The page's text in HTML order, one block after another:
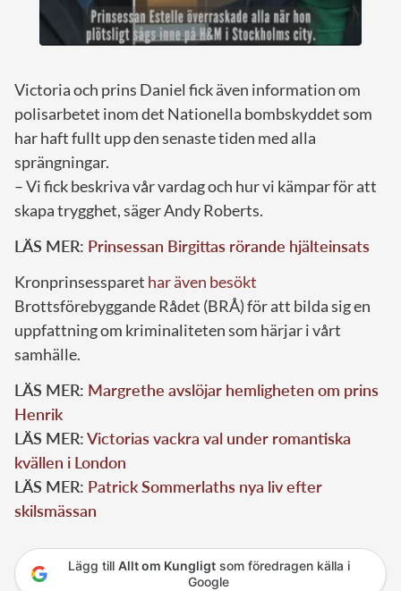
Victoria och prins Daniel fick även information om
polisarbetet inom det Nationella bombskyddet som
har haft fullt upp den senaste tiden med alla
sprängningar.
– Vi fick beskriva vår vardag och hur vi kämpar för att
skapa trygghet, säger Andy Roberts.
LÄS MER: Prinsessan Birgittas rörande hjälteinsats
Kronprinsessparet har även besökt
Brottsförebyggande Rådet (BRÅ) för att bilda sig en
uppfattning om kriminaliteten som härjar i vårt
samhälle.
LÄS MER: Margrethe avslöjar hemligheten om prins
Henrik
LÄS MER:Victorias vackra val under romantiska
kvällen i London
LÄS MER: Patrick Sommerlaths nya liv efter
skilsmässan
Lägg till Allt om Kungligtsom föredragen källa i
Google